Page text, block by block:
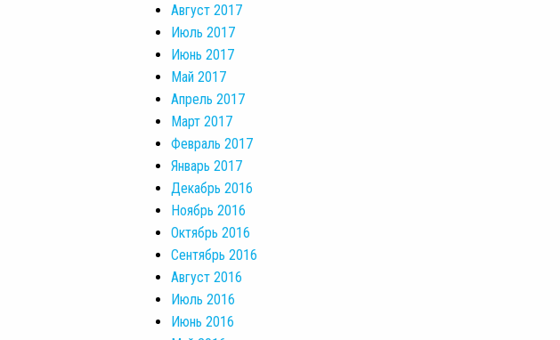
Август 2017
Июль 2017
Июнь 2017
Май 2017
Апрель 2017
Март 2017
Февраль 2017
Январь 2017
Декабрь 2016
Ноябрь 2016
Октябрь 2016
Сентябрь 2016
Август 2016
Июль 2016
Июнь 2016